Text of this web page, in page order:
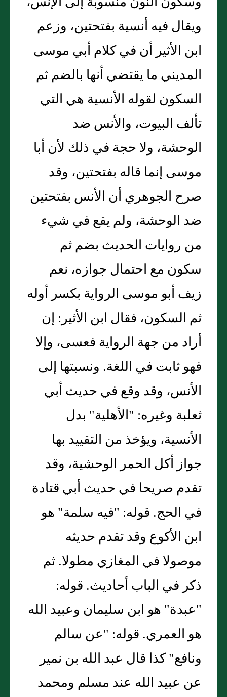
ويقال فيه أنسية بفتحتين، وزعم
ابن الأثير أن في كلام أبي موسى
المديني ما يقتضي أنها بالضم ثم
السكون لقوله الأنسية هي التي
تألف البيوت، والأنس ضد
الوحشة، ولا حجة في ذلك لأن أبا
موسى إنما قاله بفتحتين، وقد
صرح الجوهري أن الأنس بفتحتين
ضد الوحشة، ولم يقع في شيء
من روايات الحديث بضم ثم
سكون مع احتمال جوازه، نعم
زيف أبو موسى الرواية بكسر أوله
ثم السكون، فقال ابن الأثير: إن
أراد من جهة الرواية فعسى، وإلا
فهو ثابت في اللغة. ونسبتها إلى
الأنس، وقد وقع في حديث أبي
ثعلبة وغيره: "الأهلية" بدل
الأنسية، ويؤخذ من التقييد بها
جواز أكل الحمر الوحشية، وقد
تقدم صريحا في حديث أبي قتادة
في الحج. قوله: "فيه سلمة" هو
ابن الأكوع وقد تقدم حديثه
موصولا في المغازي مطولا. ثم
ذكر في الباب أحاديث. قوله:
"عبدة" هو ابن سليمان وعبيد الله
هو العمري. قوله: "عن سالم
ونافع" كذا قال عبد الله بن نمير
عن عبيد الله عند مسلم ومحمد